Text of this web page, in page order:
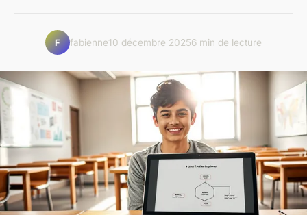
F fabienne10 décembre 20256 min de lecture